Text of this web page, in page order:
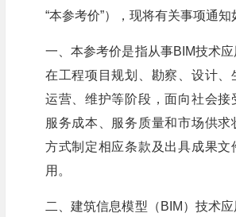
“本参考价”），现将有关事项通知
一、本参考价是指从事BIM技术
在工程项目规划、勘察、设计、
运营、维护等阶段，面向社会接
服务成本、服务质量和市场供求
方式制定相应条款及出具成果文
用。
二、建筑信息模型（BIM）技术